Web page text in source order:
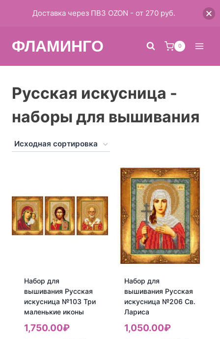
ФЛАМИНГО 0
Русская искусница -
наборы для вышивания
Набор для
вышивания Русская
искусница №103 Три
маленькие иконы
1,750.00₽
Набор для
вышивания Русская
искусница №206 Св.
Лариса
1,050.00₽
Доставка через ПВЗ OZON - от 270 руб.